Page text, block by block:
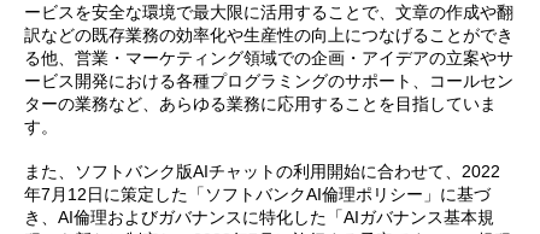
ービスを安全な環境で最大限に活用することで、文章の作成や翻
訳などの既存業務の効率化や生産性の向上につなげることができ
る他、営業・マーケティング領域での企画・アイデアの立案やサ
ービス開発における各種プログラミングのサポート、コールセン
ターの業務など、あらゆる業務に応用することを目指していま
す。
また、ソフトバンク版AIチャットの利用開始に合わせて、2022
年7月12日に策定した「ソフトバンクAI倫理ポリシー」に基づ
き、AI倫理およびガバナンスに特化した「AIガバナンス基本規